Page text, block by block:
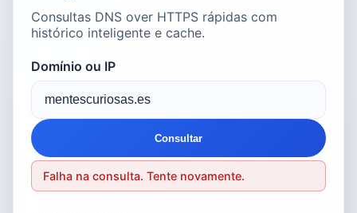
Consultas DNS over HTTPS rápidas com
histórico inteligente e cache.
Domínio ou IP
Consultar
Falha na consulta. Tente novamente.